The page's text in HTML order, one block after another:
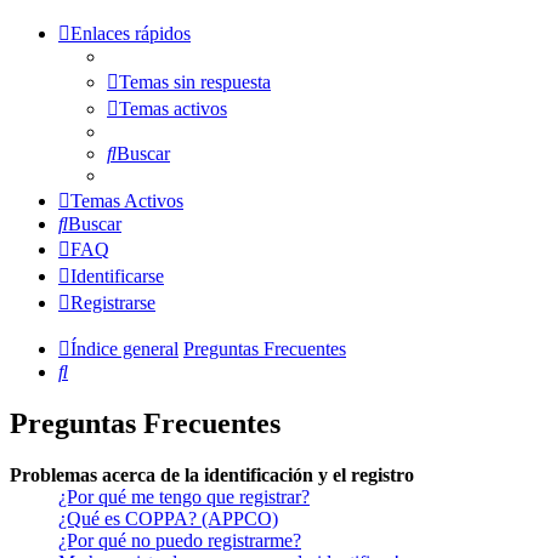
Enlaces rápidos
Temas sin respuesta
Temas activos
Buscar
Temas Activos
Buscar
FAQ
Identificarse
Registrarse
Índice general Preguntas Frecuentes
Buscar
Preguntas Frecuentes
Problemas acerca de la identificación y el registro
¿Por qué me tengo que registrar?
¿Qué es COPPA? (APPCO)
¿Por qué no puedo registrarme?